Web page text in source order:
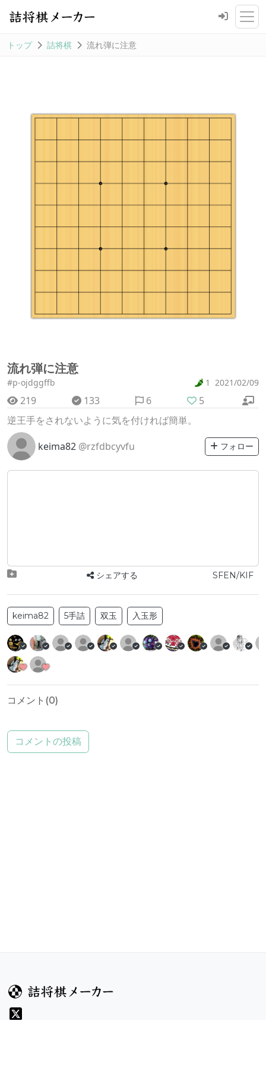
トップ 詰将棋 流れ弾に注意
流れ弾に注意
#p-ojdggffb 1 2021/02/09
219 133 6
5
逆王手をされないように気を付ければ簡単。
keima82 @rzfdbcyvfu フォロー
シェアする SFEN/KIF
keima82 5手詰 双玉 入玉形
コメント(0)
コメントの投稿